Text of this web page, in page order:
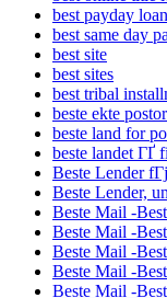
best payday
best same day
best site
best sites
best tribal
beste ekte
beste land for
beste landet ГҐ
Beste Lender
Beste Lender,
Beste Mail -
Beste Mail -
Beste Mail -
Beste Mail -
Beste Mail -